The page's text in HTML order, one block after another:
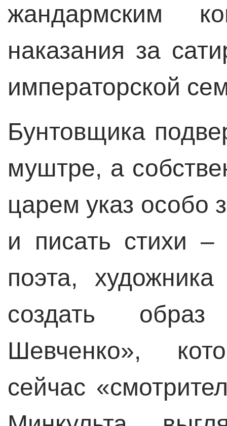
жандармским
наказания за
императорской
Бунтовщика
муштре, а
царем указ особо
и писать стихи –
поэта,
создать
Шевченко»,
сейчас